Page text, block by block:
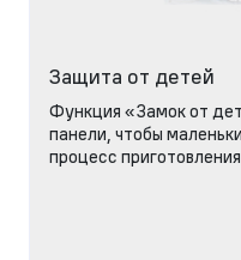
Защита от детей
Функция «Замок от
панели, чтобы
процесс